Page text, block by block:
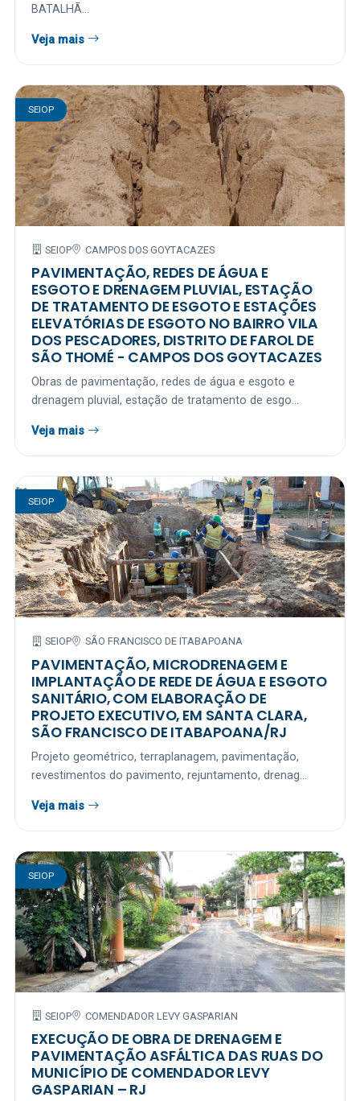
BATALHÃ...
Veja mais
SEIOP
SEIOP CAMPOS DOS GOYTACAZES
PAVIMENTAÇÃO, REDES DE ÁGUA E
ESGOTO E DRENAGEM PLUVIAL, ESTAÇÃO
DE TRATAMENTO DE ESGOTO E ESTAÇÕES
ELEVATÓRIAS DE ESGOTO NO BAIRRO VILA
DOS PESCADORES, DISTRITO DE FAROL DE
SÃO THOMÉ - CAMPOS DOS GOYTACAZES
Obras de pavimentação, redes de água e esgoto e
drenagem pluvial, estação de tratamento de esgo...
Veja mais
SEIOP
SEIOP SÃO FRANCISCO DE ITABAPOANA
PAVIMENTAÇÃO, MICRODRENAGEM E
IMPLANTAÇÃO DE REDE DE ÁGUA E ESGOTO
SANITÁRIO, COM ELABORAÇÃO DE
PROJETO EXECUTIVO, EM SANTA CLARA,
SÃO FRANCISCO DE ITABAPOANA/RJ
Projeto geométrico, terraplanagem, pavimentação,
revestimentos do pavimento, rejuntamento, drenag...
Veja mais
SEIOP
SEIOP COMENDADOR LEVY GASPARIAN
EXECUÇÃO DE OBRA DE DRENAGEM E
PAVIMENTAÇÃO ASFÁLTICA DAS RUAS DO
MUNICÍPIO DE COMENDADOR LEVY
GASPARIAN – RJ